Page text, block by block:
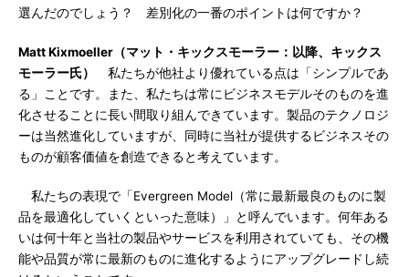
選んだのでしょう？ 差別化の一番のポイントは何ですか？
Matt Kixmoeller（マット・キックスモーラー：以降、キックス
モーラー氏）
私たちが他社より優れている点は「シンプルであ
る」ことです。また、私たちは常にビジネスモデルそのものを進
化させることに長い間取り組んできています。製品のテクノロジ
ーは当然進化していますが、同時に当社が提供するビジネスその
ものが顧客価値を創造できると考えています。
私たちの表現で「Evergreen Model（常に最新最良のものに製
品を最適化していくといった意味）」と呼んでいます。何年ある
いは何十年と当社の製品やサービスを利用されていても、その機
能や品質が常に最新のものに進化するようにアップグレードし続